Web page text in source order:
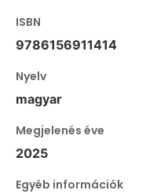
ISBN
9786156911414
Nyelv
magyar
Megjelenés éve
2025
Egyéb információk